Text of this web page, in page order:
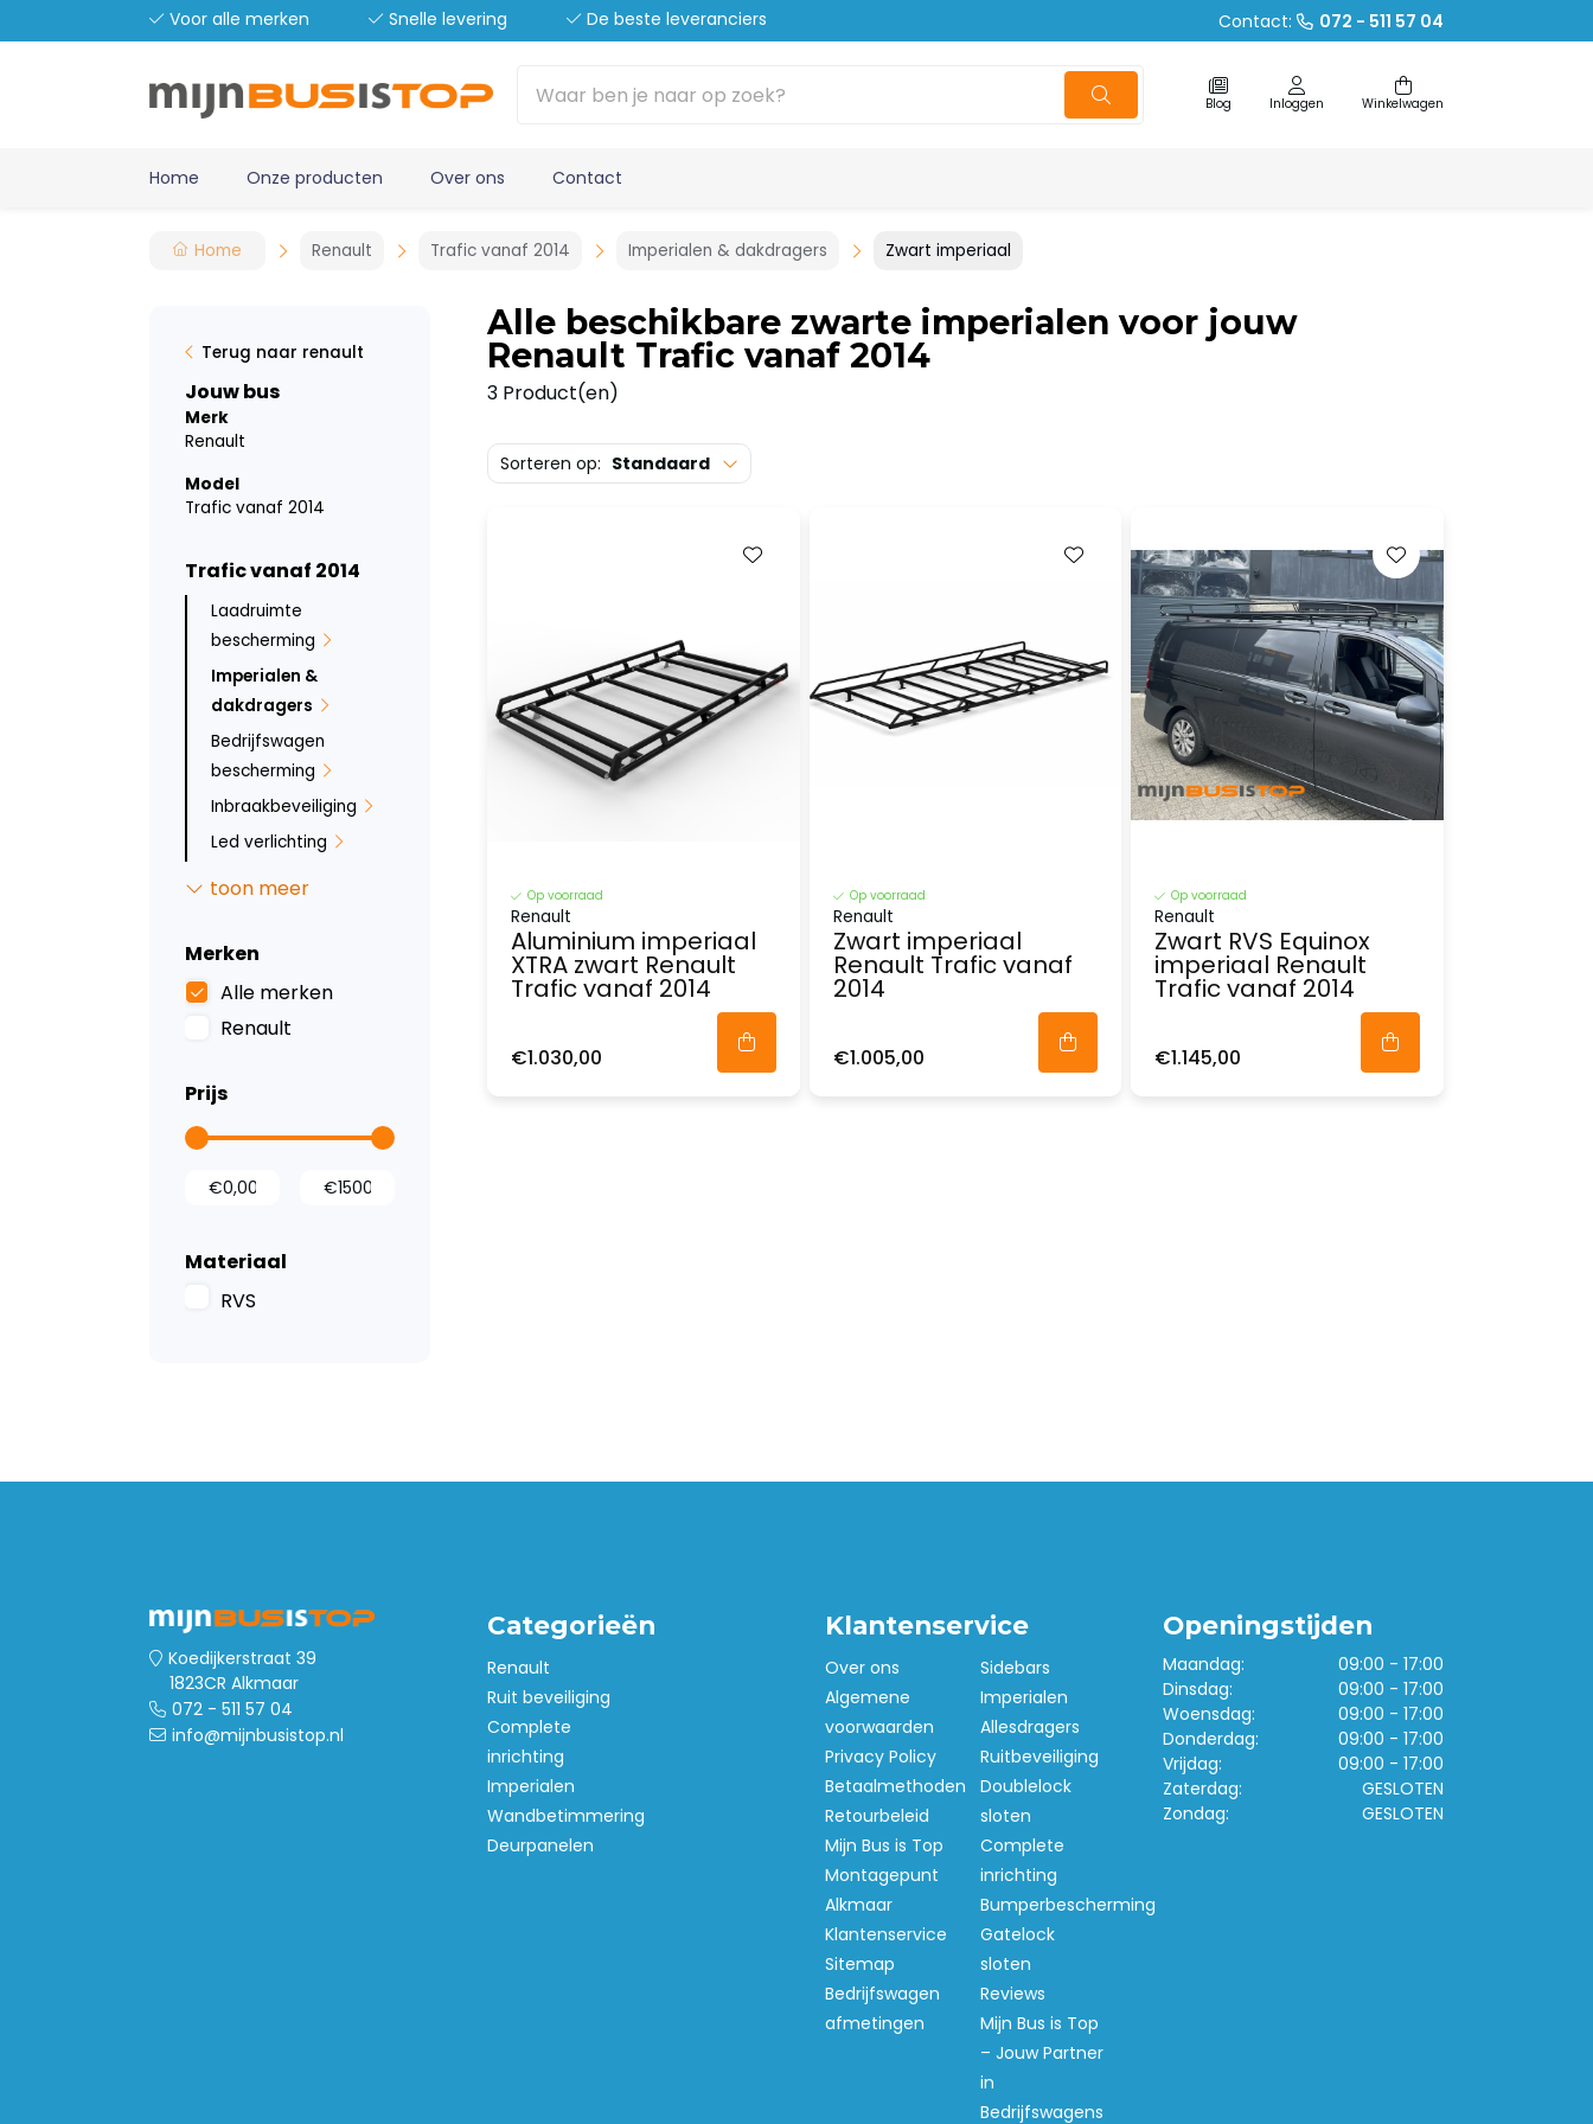
Voor alle merken Snelle levering De beste leveranciers Contact: 072 - 511 57 04
Blog Inloggen Winkelwagen
Home Onze producten Over ons Contact
Home Renault Trafic vanaf 2014 Imperialen & dakdragers Zwart imperiaal
Terug naar renault
Jouw bus
Merk
Renault
Model
Trafic vanaf 2014
Trafic vanaf 2014
Laadruimte
bescherming
Imperialen &
dakdragers
Bedrijfswagen
bescherming
Inbraakbeveiliging
Led verlichting
Tussenwanden
vloerventilatie
toon meer
Merken
Alle merken
Renault
Prijs
Materiaal
RVS
Alle beschikbare zwarte imperialen voor jouw
Renault Trafic vanaf 2014
3 Product(en)
Sorteren op: Standaard
Op voorraad
Renault
Aluminium imperiaal
XTRA zwart Renault
Trafic vanaf 2014
€1.030,00
Op voorraad
Renault
Zwart imperiaal
Renault Trafic vanaf
2014
€1.005,00
Op voorraad
Renault
Zwart RVS Equinox
imperiaal Renault
Trafic vanaf 2014
€1.145,00
Koedijkerstraat 39
1823CR Alkmaar
072 - 511 57 04
info@mijnbusistop.nl
Categorieën
Renault
Ruit beveiliging
Complete
inrichting
Imperialen
Wandbetimmering
Deurpanelen
Klantenservice
Over ons
Algemene
voorwaarden
Privacy Policy
Betaalmethoden
Retourbeleid
Mijn Bus is Top
Montagepunt
Alkmaar
Klantenservice
Sitemap
Bedrijfswagen
afmetingen
Sidebars
Imperialen
Allesdragers
Ruitbeveiliging
Doublelock
sloten
Complete
inrichting
Bumperbescherming
Gatelock
sloten
Reviews
Mijn Bus is Top
– Jouw Partner
in
Bedrijfswagens
Openingstijden
Maandag:
09:00 - 17:00
Dinsdag:
09:00 - 17:00
Woensdag:
09:00 - 17:00
Donderdag:
09:00 - 17:00
Vrijdag:
09:00 - 17:00
Zaterdag:
GESLOTEN
Zondag:
GESLOTEN